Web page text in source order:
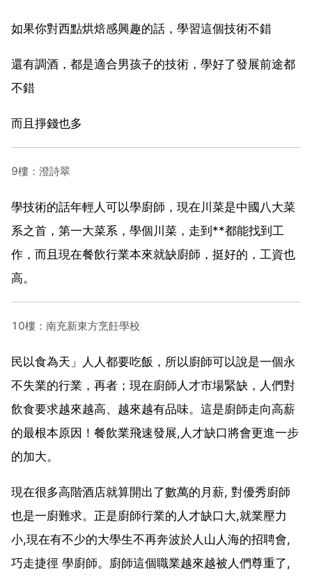
如果你對西點烘焙感興趣的話，學習這個技術不錯
還有調酒，都是適合男孩子的技術，學好了發展前途都
不錯
而且掙錢也多
9樓：澄詩翠
學技術的話年輕人可以學廚師，現在川菜是中國八大菜
系之首，第一大菜系，學個川菜，走到**都能找到工
作，而且現在餐飲行業本來就缺廚師，挺好的，工資也
高。
10樓：南充新東方烹飪學校
民以食為天」人人都要吃飯，所以廚師可以說是一個永
不失業的行業，再者；現在廚師人才市場緊缺，人們對
飲食要求越來越高、越來越有品味。這是廚師走向高薪
的最根本原因！餐飲業飛速發展,人才缺口將會更進一步
的加大。
現在很多高階酒店就算開出了數萬的月薪, 對優秀廚師
也是一廚難求。正是廚師行業的人才缺口大,就業壓力
小,現在有不少的大學生不再奔波於人山人海的招聘會,
巧走捷徑 學廚師。廚師這個職業越來越被人們尊重了,